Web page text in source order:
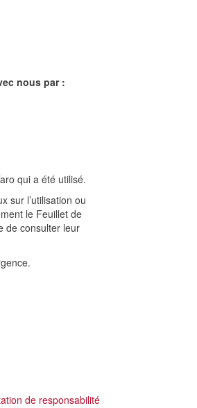
nous par :
qui a été utilisé.
sur l’utilisation ou
le Feuillet de
de consulter leur
de responsabilité